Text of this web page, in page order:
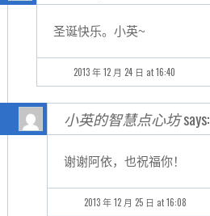
圣诞快乐。小英~
2013 年 12 月 24 日 at 16:40
小英的智慧点心坊says:
谢谢阿依，也祝福你！
2013 年 12 月 25 日 at 16:08